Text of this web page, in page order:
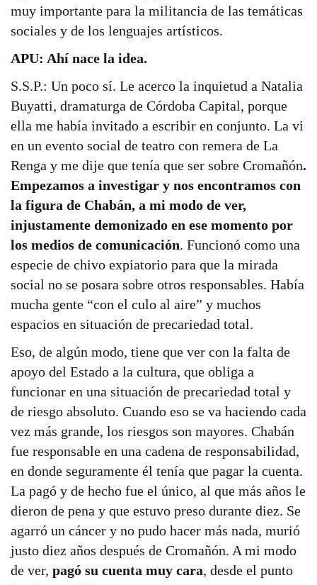
muy importante para la militancia de las temáticas
sociales y de los lenguajes artísticos.
APU: Ahí nace la idea.
S.S.P.: Un poco sí. Le acerco la inquietud a Natalia
Buyatti, dramaturga de Córdoba Capital, porque
ella me había invitado a escribir en conjunto. La vi
en un evento social de teatro con remera de La
Renga y me dije que tenía que ser sobre Cromañón.
Empezamos a investigar y nos encontramos con
la figura de Chabán, a mi modo de ver,
injustamente demonizado en ese momento por
los medios de comunicación. Funcionó como una
especie de chivo expiatorio para que la mirada
social no se posara sobre otros responsables. Había
mucha gente “con el culo al aire” y muchos
espacios en situación de precariedad total.
Eso, de algún modo, tiene que ver con la falta de
apoyo del Estado a la cultura, que obliga a
funcionar en una situación de precariedad total y
de riesgo absoluto. Cuando eso se va haciendo cada
vez más grande, los riesgos son mayores. Chabán
fue responsable en una cadena de responsabilidad,
en donde seguramente él tenía que pagar la cuenta.
La pagó y de hecho fue el único, al que más años le
dieron de pena y que estuvo preso durante diez. Se
agarró un cáncer y no pudo hacer más nada, murió
justo diez años después de Cromañón. A mi modo
de ver, pagó su cuenta muy cara, desde el punto